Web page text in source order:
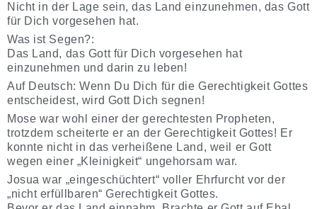
Nicht in der Lage sein, das Land einzunehmen, das Gott
für Dich vorgesehen hat.
Was ist Segen?:
Das Land, das Gott für Dich vorgesehen hat
einzunehmen und darin zu leben!
Auf Deutsch: Wenn Du Dich für die Gerechtigkeit Gottes
entscheidest, wird Gott Dich segnen!
Mose war wohl einer der gerechtesten Propheten,
trotzdem scheiterte er an der Gerechtigkeit Gottes! Er
konnte nicht in das verheißene Land, weil er Gott
wegen einer „Kleinigkeit“ ungehorsam war.
Josua war „eingeschüchtert“ voller Ehrfurcht vor der
„nicht erfüllbaren“ Gerechtigkeit Gottes.